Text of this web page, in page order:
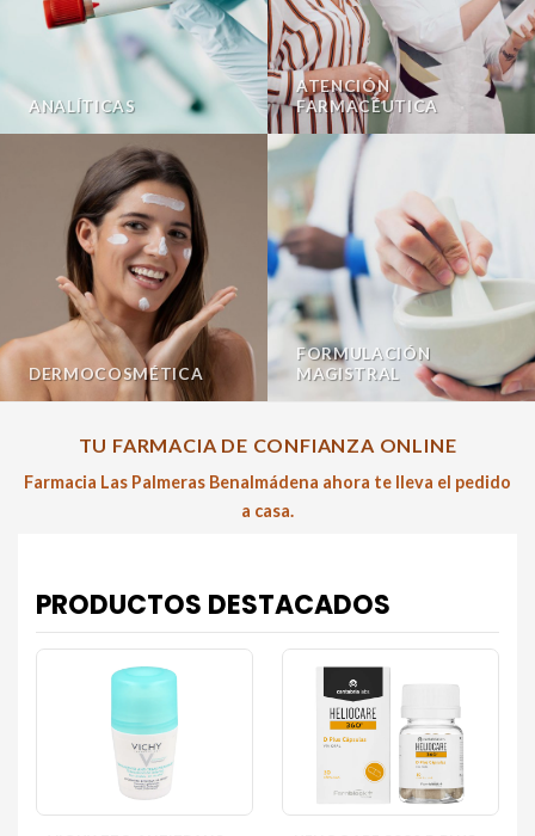
ANALÍTICAS
ATENCIÓN
FARMACÉUTICA
DERMOCOSMÉTICA
FORMULACIÓN
MAGISTRAL
TU FARMACIA DE CONFIANZA ONLINE
Farmacia Las Palmeras Benalmádena ahora te lleva el pedido
a casa.